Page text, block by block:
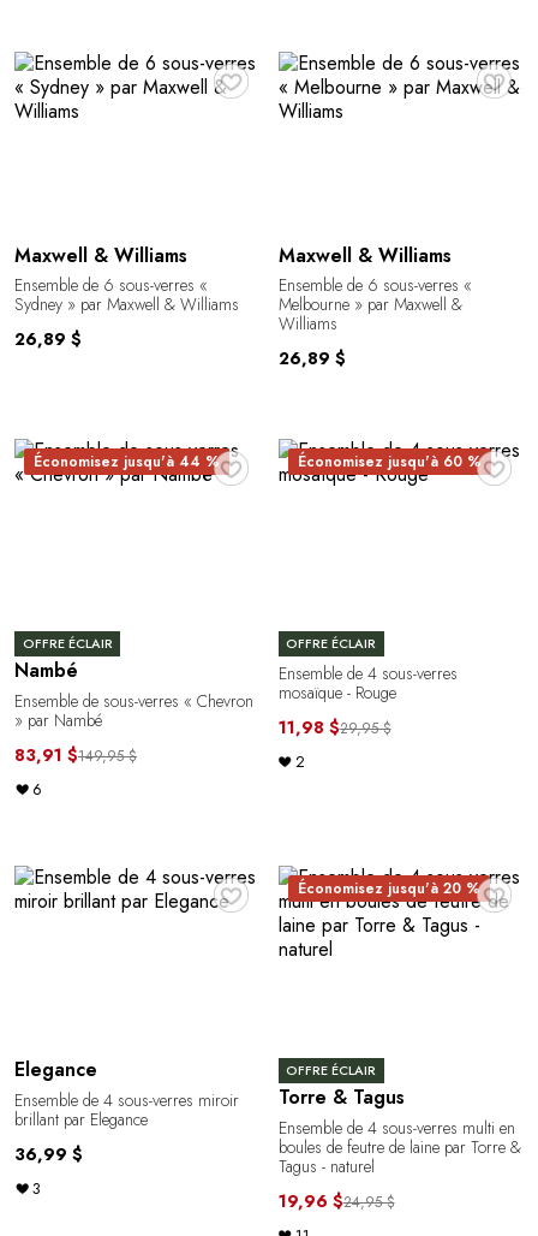
♥
Maxwell & Williams
Ensemble de 6 sous-verres «
Sydney » par Maxwell & Williams
26,89 $
♥
Maxwell & Williams
Ensemble de 6 sous-verres «
Melbourne » par Maxwell &
Williams
26,89 $
♥
Économisez jusqu'à 44 %
OFFRE ÉCLAIR
Nambé
Ensemble de sous-verres « Chevron
» par Nambé
83,91 $149,95 $
6
♥
Économisez jusqu'à 60 %
OFFRE ÉCLAIR
Ensemble de 4 sous-verres
mosaïque - Rouge
11,98 $29,95 $
2
♥
Elegance
Ensemble de 4 sous-verres miroir
brillant par Elegance
36,99 $
3
♥
Économisez jusqu'à 20 %
OFFRE ÉCLAIR
Torre & Tagus
Ensemble de 4 sous-verres multi en
boules de feutre de laine par Torre &
Tagus - naturel
19,96 $24,95 $